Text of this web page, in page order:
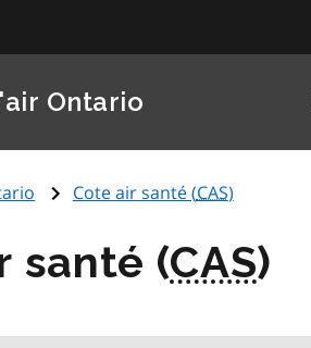
Ontario
Cote air santé (CAS)
santé (CAS)